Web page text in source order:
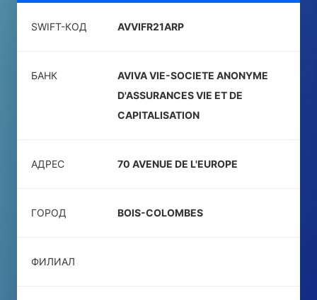
SWIFT-КОД AVVIFR21ARP
БАНК
AVIVA VIE-SOCIETE ANONYME
D'ASSURANCES VIE ET DE
CAPITALISATION
АДРЕС 70 AVENUE DE L'EUROPE
ГОРОД BOIS-COLOMBES
ФИЛИАЛ